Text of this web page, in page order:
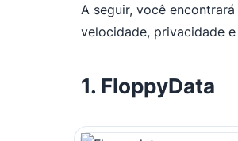
A seguir, você
velocidade, privacidade
1. FloppyData